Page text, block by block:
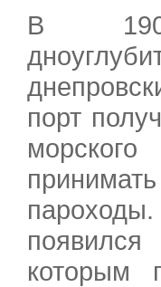
В
порт
которым